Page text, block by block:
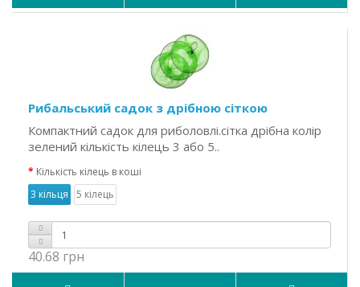
Рибальський садок з дрібною сіткою
Компактний садок для риболовлі.сітка дрібна колір
зелений кількість кілець 3 або 5..
Кількість кілець в коші
3 кільця
5 кілець
40.68 грн